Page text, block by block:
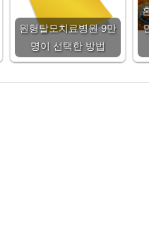
원형탈모치료병원 9만
명이 선택한 방법